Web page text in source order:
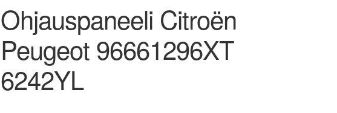
Ohjauspaneeli Citroën
Peugeot 96661296XT
6242YL